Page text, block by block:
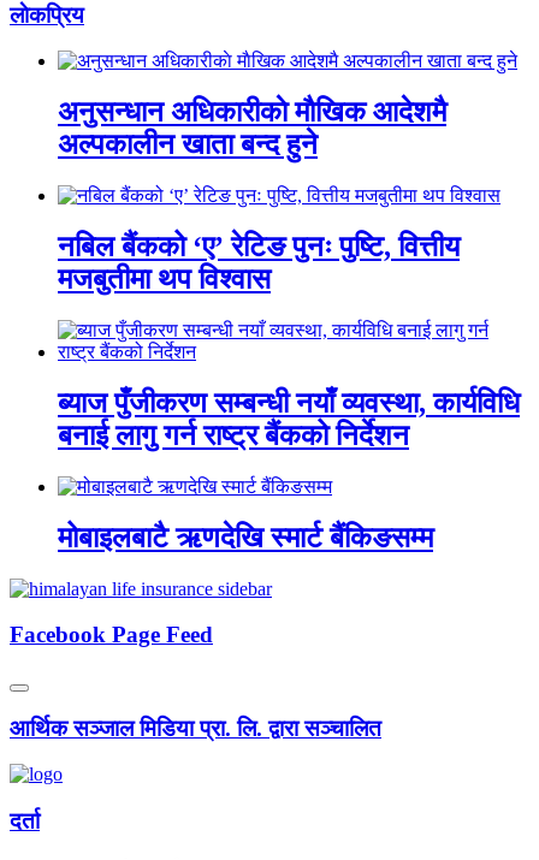
लाेकप्रिय
अनुसन्धान अधिकारीकाे माैखिक आदेशमै
अल्पकालीन खाता बन्द हुने
नबिल बैंकको ‘ए’ रेटिङ पुनः पुष्टि, वित्तीय
मजबुतीमा थप विश्वास
ब्याज पुँजीकरण सम्बन्धी नयाँ व्यवस्था, कार्यविधि
बनाई लागु गर्न राष्ट्र बैंकको निर्देशन
मोबाइलबाटै ऋणदेखि स्मार्ट बैंकिङसम्म
Facebook Page Feed
आर्थिक सञ्जाल मिडिया प्रा. लि. द्वारा सञ्चालित
दर्ता